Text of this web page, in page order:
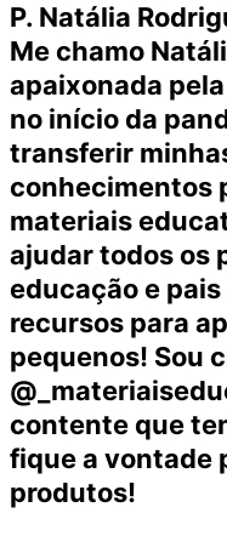
P. Natália
Me chamo
apaixonada
no início da
transferir
conhecimentos
materiais
ajudar todos os
educação e
recursos para
pequenos! Sou
contente que
fique a vontade
produtos!